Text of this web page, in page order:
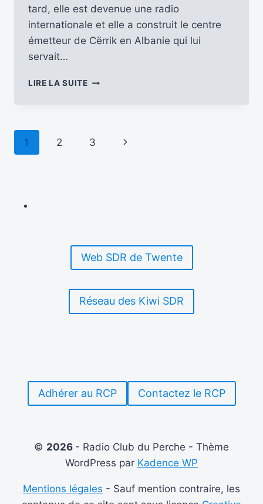
tard, elle est devenue une radio
internationale et elle a construit le centre
émetteur de Cërrik en Albanie qui lui
servait…
LIRE LA SUITERADIO
80
Navigation
1 2 3
Page
Web SDR de Twente
Réseau des Kiwi SDR
Adhérer au RCP Contactez le RCP
© 2026 - Radio Club du Perche - Thème
WordPress par Kadence WP
Mentions légales - Sauf mention contraire, les